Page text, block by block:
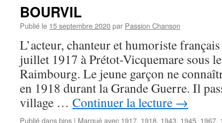
BOURVIL
Publié le 15 septembre 2020par Passion Chanson
L’acteur, chanteur et humoriste
juillet 1917 à Prétot-Vicquemare sous
Raimbourg. Le jeune garçon ne
en 1918 durant la Grande Guerre. Il
village … Continuer la lecture →
Publié dansbios | Marqué avec 1917, 1918, 1943, 1945, 1967,